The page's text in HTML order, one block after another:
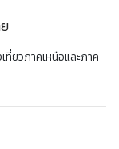
ที่ยวภาคเหนือและภาค